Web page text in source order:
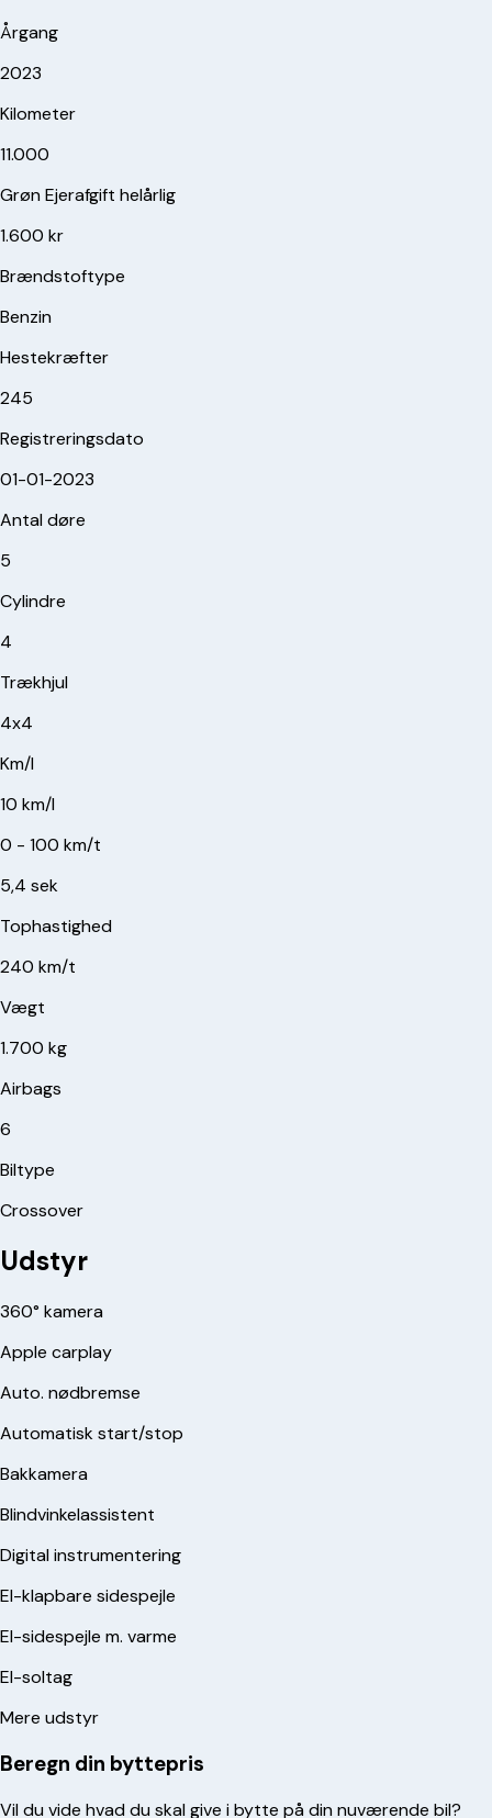
Årgang
2023
Kilometer
11.000
Grøn Ejerafgift helårlig
1.600 kr
Brændstoftype
Benzin
Hestekræfter
245
Registreringsdato
01-01-2023
Antal døre
5
Cylindre
4
Trækhjul
4x4
Km/l
10 km/l
0 - 100 km/t
5,4 sek
Tophastighed
240 km/t
Vægt
1.700 kg
Airbags
6
Biltype
Crossover
Udstyr
360° kamera
Apple carplay
Auto. nødbremse
Automatisk start/stop
Bakkamera
Blindvinkelassistent
Digital instrumentering
El-klapbare sidespejle
El-sidespejle m. varme
El-soltag
Mere udstyr
Beregn din byttepris
Vil du vide hvad du skal give i bytte på din nuværende bil?